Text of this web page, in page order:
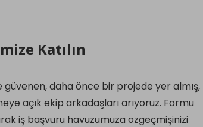
Katılın
güvenen, daha önce bir projede yer almış,
açık ekip arkadaşları arıyoruz. Formu
iş başvuru havuzumuza özgeçmişinizi